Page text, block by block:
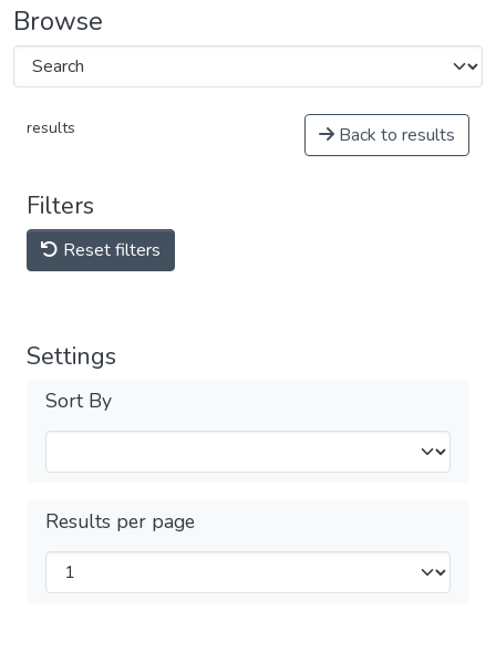
Browse
results Back to results
Filters
Reset filters
Settings
Sort By
Results per page